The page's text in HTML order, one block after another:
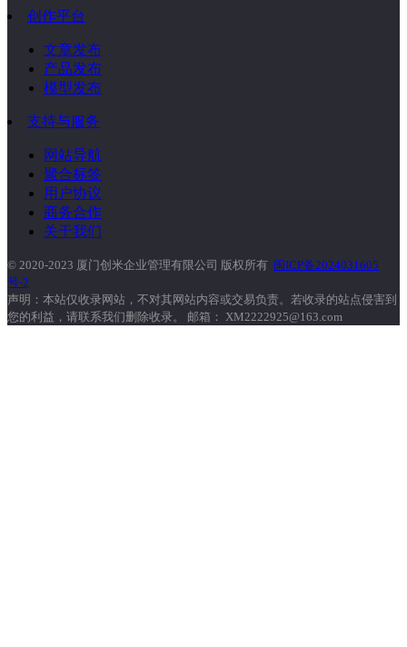
创作平台
文章发布
产品发布
模型发布
支持与服务
网站导航
聚合标签
用户协议
商务合作
关于我们
© 2020-2023 厦门创米企业管理有限公司 版权所有 闽ICP备2024031605
号-2
声明：本站仅收录网站，不对其网站内容或交易负责。若收录的站点侵害到
您的利益，请联系我们删除收录。 邮箱： XM2222925@163.com